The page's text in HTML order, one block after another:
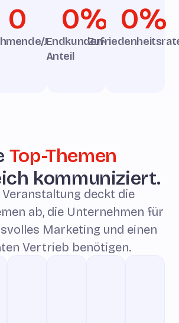
Jahr
0
Endkunden-
Anteil
0% 0%
Top-Themen
kommuniziert.
Veranstaltung deckt die
ab, die Unternehmen für
Marketing und einen
Vertrieb benötigen.